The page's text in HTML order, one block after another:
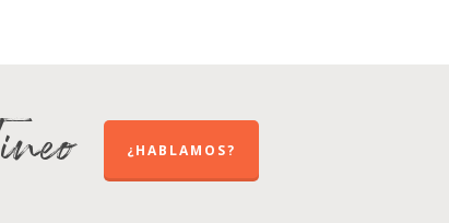
¿HABLAMOS?